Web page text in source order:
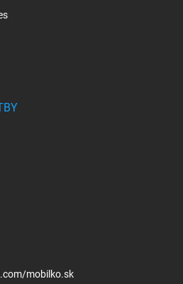
mobilko.sk